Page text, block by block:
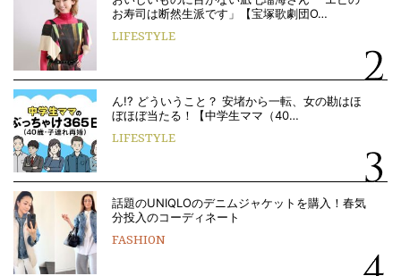
お寿司は断然生派です」【宝塚歌劇団O…
LIFESTYLE
ん!? どういうこと？ 安堵から一転、女の勘はほ
ぼほぼ当たる！【中学生ママ（40…
LIFESTYLE
話題のUNIQLOのデニムジャケットを購入！春気
分投入のコーディネート
FASHION